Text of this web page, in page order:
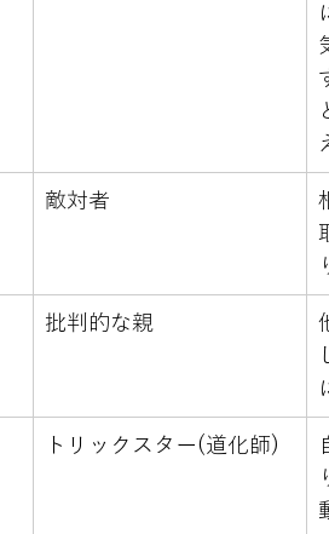
敵対者
批判的な親
トリックスター(道化師)